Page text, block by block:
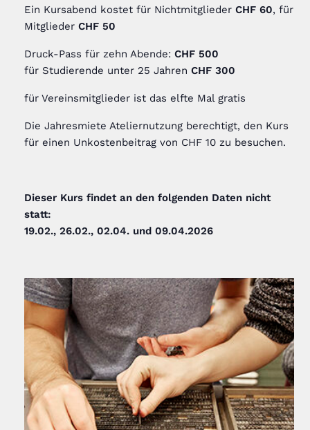
Ein Kursabend kostet für Nichtmitglieder CHF 60, für
Mitglieder CHF 50
Druck-Pass für zehn Abende: CHF 500
für Studierende unter 25 Jahren CHF 300
für Vereinsmitglieder ist das elfte Mal gratis
Die Jahresmiete Ateliernutzung berechtigt, den Kurs
für einen Unkostenbeitrag von CHF 10 zu besuchen.
Dieser Kurs findet an den folgenden Daten nicht
statt:
19.02., 26.02., 02.04. und 09.04.2026